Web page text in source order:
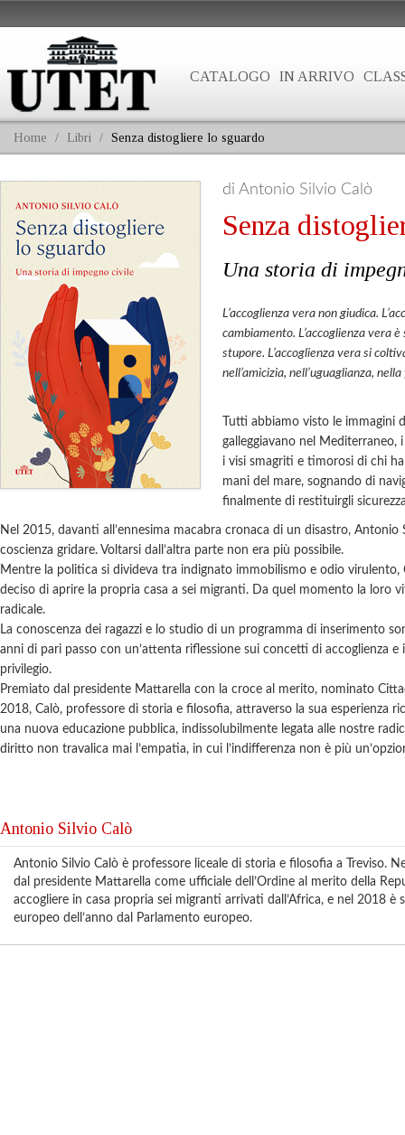
CATALOGO IN ARRIVO
Home / Libri / Senza distogliere lo sguardo
di Antonio Silvio Calò
Senza
Una storia di
L’accoglienza vera non giudica.
cambiamento. L’accoglienza vera
stupore. L’accoglienza vera si
nell’amicizia, nell’uguaglianza,
Tutti abbiamo visto le immagini
galleggiavano nel Mediterraneo,
i visi smagriti e timorosi di chi
mani del mare, sognando di
finalmente di restituirgli
Nel 2015, davanti all’ennesima macabra cronaca di un disastro, Antonio
coscienza gridare. Voltarsi dall’altra parte non era più possibile.
Mentre la politica si divideva tra indignato immobilismo e odio virulento,
deciso di aprire la propria casa a sei migranti. Da quel momento la loro
radicale.
La conoscenza dei ragazzi e lo studio di un programma di inserimento
anni di pari passo con un’attenta riflessione sui concetti di accoglienza e
privilegio.
Premiato dal presidente Mattarella con la croce al merito, nominato
2018, Calò, professore di storia e filosofia, attraverso la sua esperienza
una nuova educazione pubblica, indissolubilmente legata alle nostre
diritto non travalica mai l’empatia, in cui l’indifferenza non è più
Antonio Silvio Calò
Antonio Silvio Calò è professore liceale di storia e filosofia a Treviso.
dal presidente Mattarella come ufficiale dell’Ordine al merito della
accogliere in casa propria sei migranti arrivati dall’Africa, e nel 2018
europeo dell’anno dal Parlamento europeo.